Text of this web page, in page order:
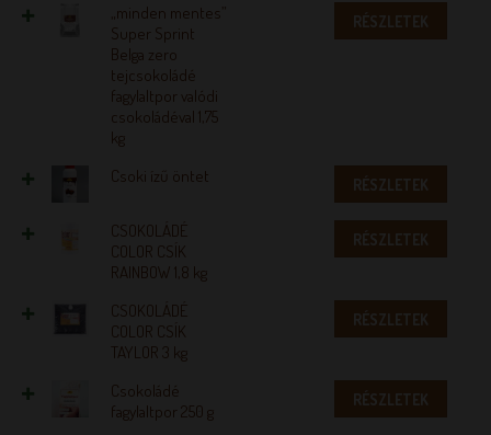
„minden mentes”
Super Sprint
Belga zero
tejcsokoládé
fagylaltpor valódi
csokoládéval 1,75
kg
RÉSZLETEK
Csoki ízű öntet RÉSZLETEK
CSOKOLÁDÉ
COLOR CSÍK
RAINBOW 1,8 kg
RÉSZLETEK
CSOKOLÁDÉ
COLOR CSÍK
TAYLOR 3 kg
RÉSZLETEK
Csokoládé
fagylaltpor 250 g
RÉSZLETEK